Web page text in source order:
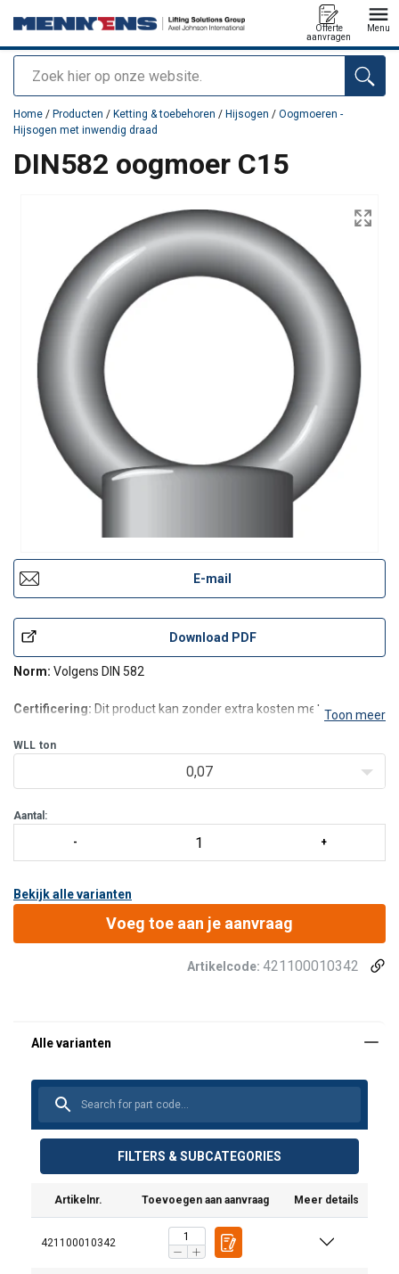
Zoeken
Offerte
aanvragen
Menu
toegevoegd aan uw offerte
Home / Producten / Ketting & toebehoren / Hijsogen / Oogmoeren -
Hijsogen met inwendig draad
DIN582 oogmoer C15
E-mail
Download PDF
Norm: Volgens DIN 582
Certificering: Dit product kan zonder extra kosten met een
worden. Op verzoek kan een testcertificaat worden geleverd.
Toon meer
WLL ton
0,07
Aantal:
Bekijk alle varianten
Voeg toe aan je aanvraag
Artikelcode: 421100010342
FILTERS & SUBCATEGORIES
Artikelnr. Toevoegen aan aanvraag Meer details
421100010342